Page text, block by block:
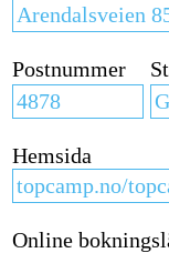
Postnummer
Hemsida
Online